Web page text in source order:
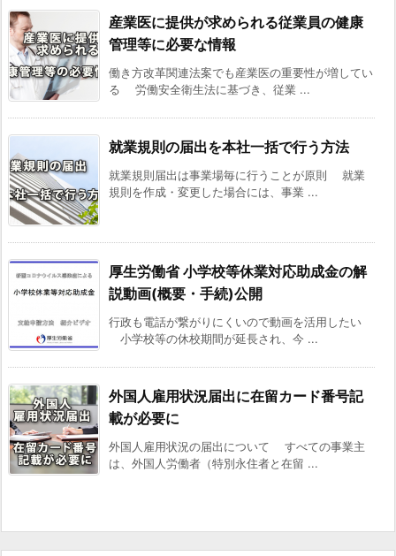
関
連
す
る
記
産業医に提供が求められる従業員の健康
管理等に必要な情報
働き方改革関連法案でも産業医の重要性が増してい
る 労働安全衛生法に基づき、従業 ...
就業規則の届出を本社一括で行う方法
就業規則届出は事業場毎に行うことが原則 就業
規則を作成・変更した場合には、事業 ...
厚生労働省 小学校等休業対応助成金の解
説動画(概要・手続)公開
行政も電話が繋がりにくいので動画を活用したい
小学校等の休校期間が延長され、今 ...
外国人雇用状況届出に在留カード番号記
載が必要に
外国人雇用状況の届出について すべての事業主
は、外国人労働者（特別永住者と在留 ...